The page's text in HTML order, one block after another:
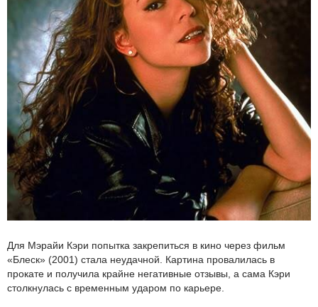
Для Мэрайи Кэри попытка закрепиться в кино через фильм
«Блеск» (2001) стала неудачной. Картина провалилась в
прокате и получила крайне негативные отзывы, а сама Кэри
столкнулась с временным ударом по карьере.